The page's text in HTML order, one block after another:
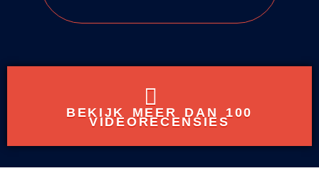
BEKIJK MEER DAN 100
VIDEORECENSIES